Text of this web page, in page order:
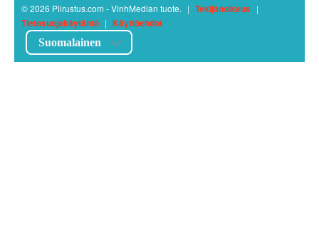
© 2026 Piirustus.com - VinhMedian tuote. | Tekijänoikeus |
Tietosuojakäytäntö | Käyttöehdot
Suomalainen